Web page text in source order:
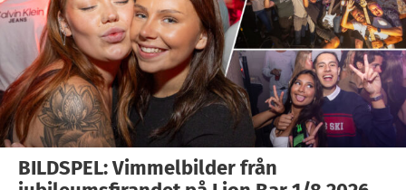
BILDSPEL: Vimmelbilder från